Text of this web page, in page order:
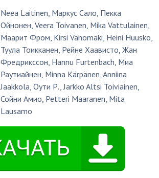
Neea Laitinen, Маркус Сало, Пекка
Ойнонен,Veera Toivanen, Mika Vattulainen,
Маарит Фром, Kirsi Vahomäki, Heini Huusko,
Туула Тоикканен, Рейне Хаависто,Жан
Фредрикссон, Hannu Furtenbach, Миа
Раутиайнен, Minna Kärpänen,Anniina
Jaakkola,Оути Р.,Jarkko Altsi Toiviainen,
Сойни Амио, Petteri Maaranen, Mita
Lausamo